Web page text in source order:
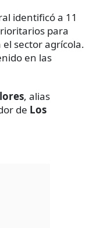
identificó a 11
para
sector agrícola.
en las
, alias
de Los